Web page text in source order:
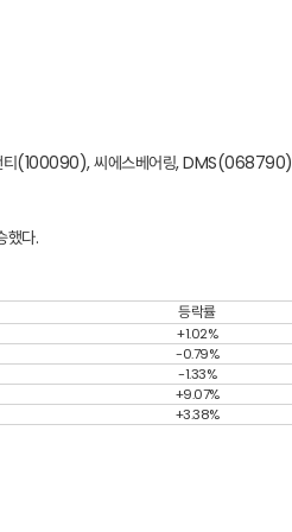
티(100090), 씨에스베어링,DMS(068790)
했다.
등락률
+1.02%
-0.79%
-1.33%
+9.07%
+3.38%